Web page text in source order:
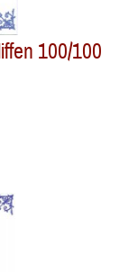
100/100